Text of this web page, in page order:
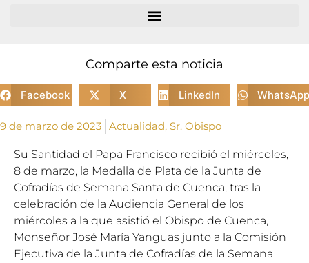
Comparte esta noticia
Facebook X LinkedIn WhatsApp
9 de marzo de 2023 Actualidad, Sr. Obispo
Su Santidad el Papa Francisco recibió el miércoles,
8 de marzo, la Medalla de Plata de la Junta de
Cofradías de Semana Santa de Cuenca, tras la
celebración de la Audiencia General de los
miércoles a la que asistió el Obispo de Cuenca,
Monseñor José María Yanguas junto a la Comisión
Ejecutiva de la Junta de Cofradías de la Semana